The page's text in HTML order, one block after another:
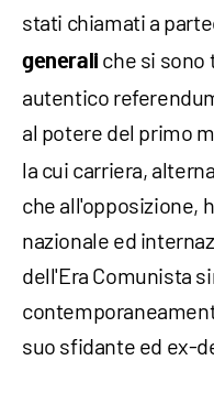
stati chiamati a
generali che si sono
autentico
al potere del primo
la cui carriera,
che all'opposizione,
nazionale ed
dell'Era Comunista
suo sfidante ed ex-